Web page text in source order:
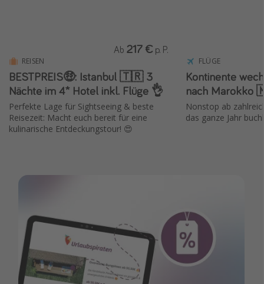
REISEN
BESTPREIS🤑: Istanbul 🇹🇷 3
Nächte im 4* Hotel inkl. Flüge 👌
Perfekte Lage für Sightseeing & beste
Reisezeit: Macht euch bereit für eine
kulinarische Entdeckungstour! 😍
Ab 217 € p. P.
FLÜGE
Kontinente
nach
Nonstop ab
das ganze Jahr